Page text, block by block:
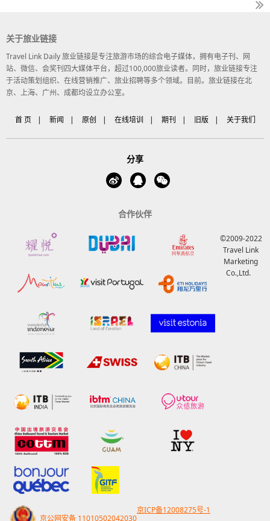
关于旅业链接
Travel Link Daily 旅业链接是专注旅游市场的综合电子媒体，拥有电子刊、网
站、微信、会奖刊四大媒体平台，超过100,000旅业读者。同时，旅业链接专注
于活动策划组织、在线营销推广、旅业招聘等多个领域。目前。旅业链接在北
京、上海、广州、成都均设立办公室。
首 页 | 新闻 | 原创 | 在线培训 | 期刊 | 旧版 | 关于我们
分享
合作伙伴
©2009-2022
Travel Link
Marketing
Co.,Ltd.
京公网安备 11010502042030
京ICP备12008275号-1